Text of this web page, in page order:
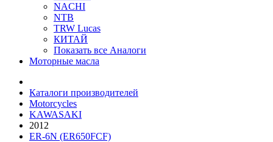
NACHI
NTB
TRW Lucas
КИТАЙ
Показать все Аналоги
Моторные масла
Каталоги производителей
Motorcycles
KAWASAKI
2012
ER-6N (ER650FCF)